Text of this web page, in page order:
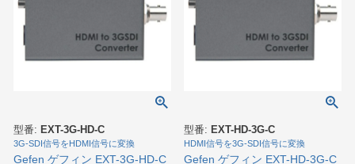
型番: EXT-3G-HD-C
3G-SDI信号をHDMI信号に変換
Gefen ゲフィン EXT-3G-HD-C
型番: EXT-HD-3G-C
HDMI信号を3G-SDI信号に変換
Gefen ゲフィン EXT-HD-3G-C